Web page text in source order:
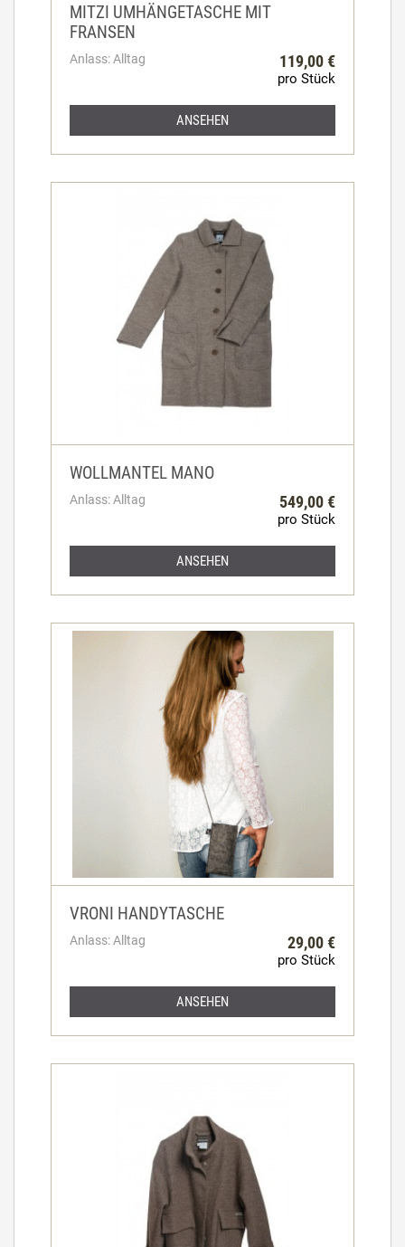
MITZI UMHÄNGETASCHE MIT
FRANSEN
Anlass: Alltag 119,00 €
pro Stück
ANSEHEN
WOLLMANTEL MANO
Anlass: Alltag 549,00 €
pro Stück
ANSEHEN
VRONI HANDYTASCHE
Anlass: Alltag 29,00 €
pro Stück
ANSEHEN